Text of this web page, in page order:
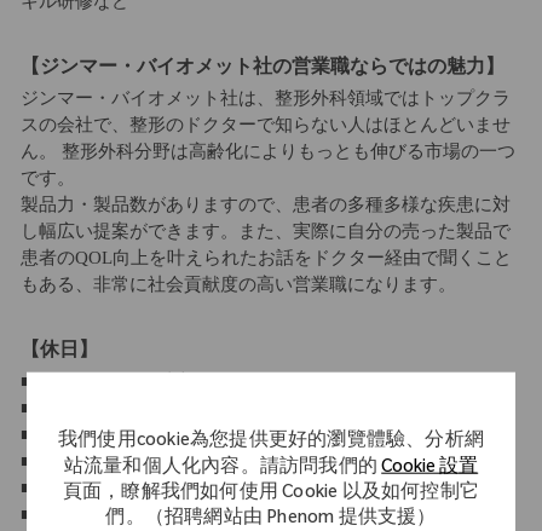
我們使用cookie為您提供更好的瀏覽體驗、分析網
站流量和個人化內容。請訪問我們的Cookie 設置
頁面，瞭解我們如何使用 Cookie 以及如何控制它
們。（招聘網站由 Phenom 提供支援）
【ジンマー・バイオメット社の営業職ならではの魅力】
ジンマー・バイオメット社は、整形外科領域ではトップクラ
スの会社で、整形のドクターで知らない人はほとんどいませ
ん。 整形外科分野は高齢化によりもっとも伸びる市場の一つ
です。
製品力・製品数がありますので、患者の多種多様な疾患に対
し幅広い提案ができます。また、実際に自分の売った製品で
患者のQOL向上を叶えられたお話をドクター経由で聞くこと
もある、非常に社会貢献度の高い営業職になります。
【休日】
■年間休日 120日以上 休日・休暇
■週休2日制
■祝日休み
■年末年始休暇
■有給休暇（10日～21日）
■産休・育休制度